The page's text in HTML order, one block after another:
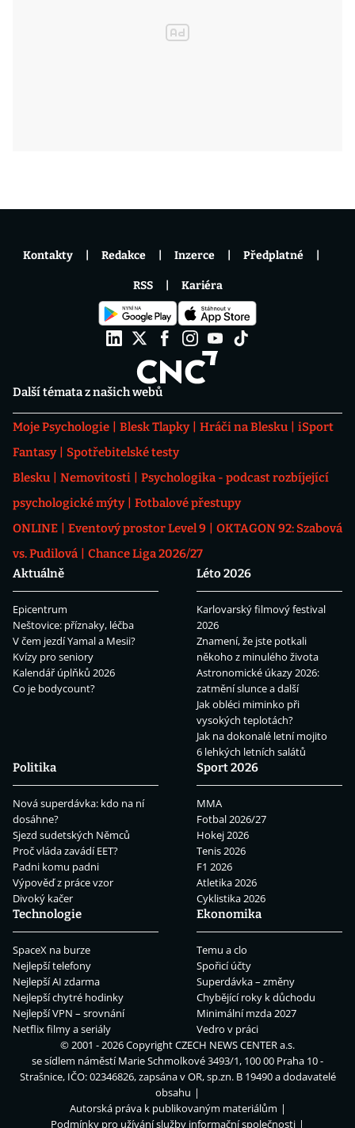
Další témata z našich webů
Moje Psychologie Blesk Tlapky Hráči na Blesku
iSport
Fantasy
Spotřebitelské testy
Blesku
Nemovitosti
Psychologika - podcast rozbíjející
psychologické mýty
Fotbalové přestupy
ONLINE
Eventový prostor Level 9
OKTAGON 92: Szabová
vs. Pudilová
Chance Liga 2026/27
Aktuálně
Epicentrum
Neštovice: příznaky, léčba
V čem jezdí Yamal a Mesii?
Kvízy pro seniory
Kalendář úplňků 2026
Co je bodycount?
Léto 2026
Karlovarský filmový festival
2026
Znamení, že jste potkali
někoho z minulého života
Astronomické úkazy 2026:
zatmění slunce a další
Jak obléci miminko při
vysokých teplotách?
Jak na dokonalé letní mojito
6 lehkých letních salátů
Politika
Nová superdávka: kdo na ní
dosáhne?
Sjezd sudetských Němců
Proč vláda zavádí EET?
Padni komu padni
Výpověď z práce vzor
Divoký kačer
Sport 2026
MMA
Fotbal 2026/27
Hokej 2026
Tenis 2026
F1 2026
Atletika 2026
Cyklistika 2026
Technologie
SpaceX na burze
Nejlepší telefony
Nejlepší AI zdarma
Nejlepší chytré hodinky
Nejlepší VPN – srovnání
Netflix filmy a seriály
Ekonomika
Temu a clo
Spořicí účty
Superdávka – změny
Chybějící roky k důchodu
Minimální mzda 2027
Vedro v práci
Kontakty Redakce Inzerce Předplatné
RSS Kariéra
© 2001 - 2026 CopyrightCZECH NEWS CENTER a.s.
se sídlem náměstí Marie Schmolkové 3493/1, 100 00 Praha 10 -
Strašnice, IČO: 02346826, zapsána v OR, sp.zn. B 19490 a dodavatelé
obsahu
Autorská práva k publikovaným materiálům
Podmínky pro užívání služby informační společnosti